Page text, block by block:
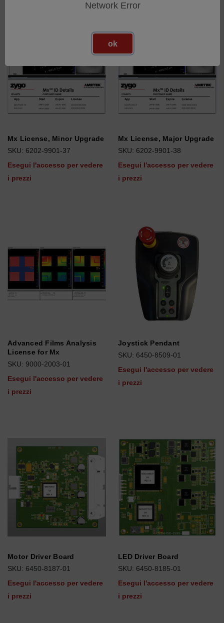
Mx License, Minor Upgrade
SKU: 6202-9901-37
Esegui l'accesso per vedere
i prezzi
Mx License, Major Upgrade
SKU: 6202-9901-38
Esegui l'accesso per vedere
i prezzi
Advanced Films Analysis
License for Mx
SKU: 9000-2003-01
Esegui l'accesso per vedere
i prezzi
Joystick Pendant
SKU: 6450-8509-01
Esegui l'accesso per vedere
i prezzi
Motor Driver Board
SKU: 6450-8187-01
Esegui l'accesso per vedere
i prezzi
LED Driver Board
SKU: 6450-8185-01
Esegui l'accesso per vedere
i prezzi
Network Error
ok